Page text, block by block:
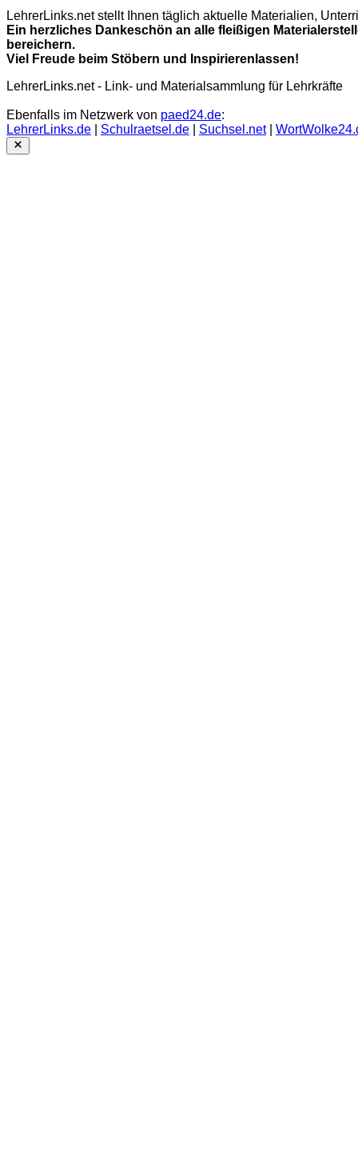
LehrerLinks.net stellt Ihnen täglich aktuelle Materialien,
Ein herzliches Dankeschön an alle fleißigen
bereichern.
Viel Freude beim Stöbern und Inspirierenlassen!
LehrerLinks.net - Link- und Materialsammlung für Lehrkräfte
Ebenfalls im Netzwerk von paed24.de:
LehrerLinks.de
Schulraetsel.de Suchsel.net|
Close